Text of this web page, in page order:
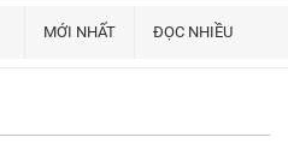
MỚI NHẤT ĐỌC NHIỀU